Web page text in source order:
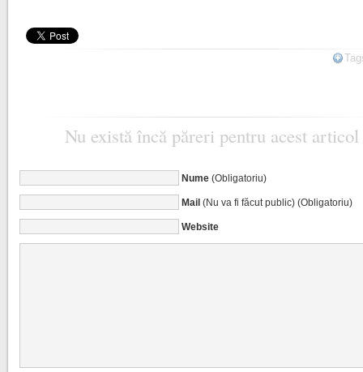
Nu există încă păreri pentru acest articol
Nume(Obligatoriu)
Mail(Nu va fi făcut public) (Obligatoriu)
Website